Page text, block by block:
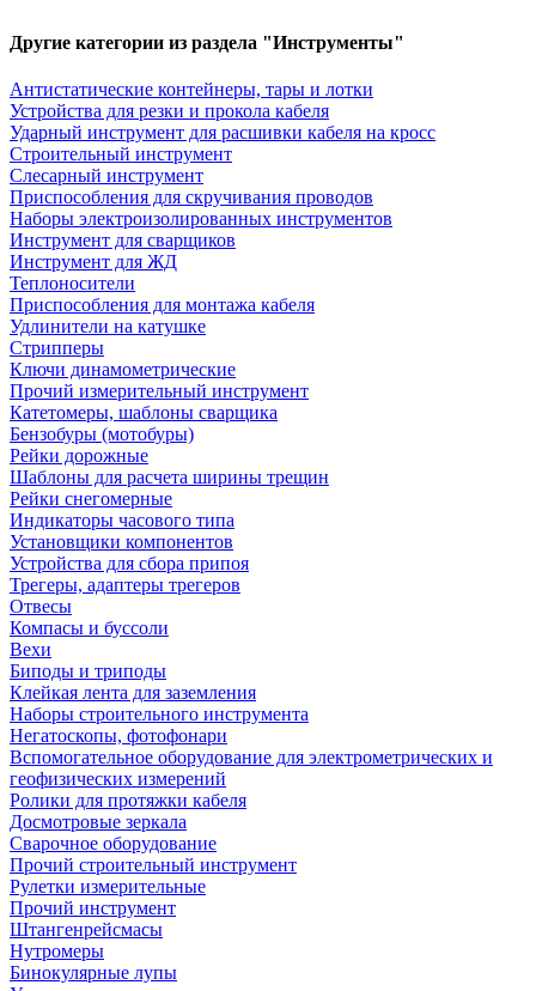
Другие категории из раздела "Инструменты"
Антистатические контейнеры, тары и лотки
Устройства для резки и прокола кабеля
Ударный инструмент для расшивки кабеля на кросс
Строительный инструмент
Слесарный инструмент
Приспособления для скручивания проводов
Наборы электроизолированных инструментов
Инструмент для сварщиков
Инструмент для ЖД
Теплоносители
Приспособления для монтажа кабеля
Удлинители на катушке
Стрипперы
Ключи динамометрические
Прочий измерительный инструмент
Катетомеры, шаблоны сварщика
Бензобуры (мотобуры)
Рейки дорожные
Шаблоны для расчета ширины трещин
Рейки снегомерные
Индикаторы часового типа
Установщики компонентов
Устройства для сбора припоя
Трегеры, адаптеры трегеров
Отвесы
Компасы и буссоли
Вехи
Биподы и триподы
Клейкая лента для заземления
Наборы строительного инструмента
Негатоскопы, фотофонари
Вспомогательное оборудование для электрометрических и
геофизических измерений
Ролики для протяжки кабеля
Досмотровые зеркала
Сварочное оборудование
Прочий строительный инструмент
Рулетки измерительные
Прочий инструмент
Штангенрейсмасы
Нутромеры
Бинокулярные лупы